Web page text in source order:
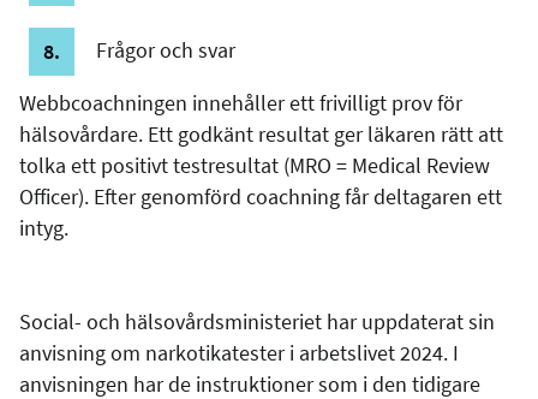
Frågor och svar
Webbcoachningen innehåller ett frivilligt prov för
hälsovårdare. Ett godkänt resultat ger läkaren rätt att
tolka ett positivt testresultat (MRO = Medical Review
Officer). Efter genomförd coachning får deltagaren ett
intyg.
Social- och hälsovårdsministeriet har uppdaterat sin
anvisning om narkotikatester i arbetslivet 2024. I
anvisningen har de instruktioner som i den tidigare